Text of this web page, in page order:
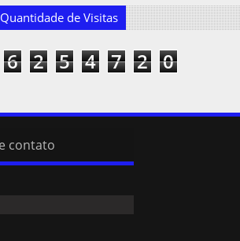
Quantidade de Visitas
6 2 5 4 7 2 0
contato